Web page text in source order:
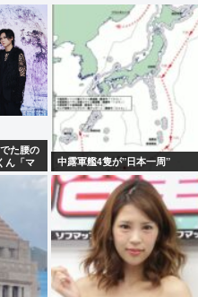
相互RSS
た腰の
ん「マ
中露軍艦4隻が”日本一周”